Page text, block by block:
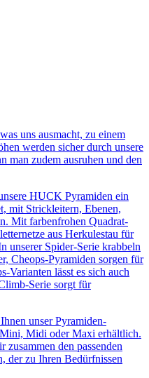
uns ausmacht, zu einem
werden sicher durch unsere
man zudem ausruhen und den
HUCK Pyramiden ein
mit Strickleitern, Ebenen,
Mit farbenfrohen Quadrat-
aus Herkulestau für
unserer Spider-Serie krabbeln
Cheops-Pyramiden sorgen für
Varianten lässt es sich auch
Serie sorgt für
unser Pyramiden-
Midi oder Maxi erhältlich.
zusammen den passenden
der zu Ihren Bedürfnissen